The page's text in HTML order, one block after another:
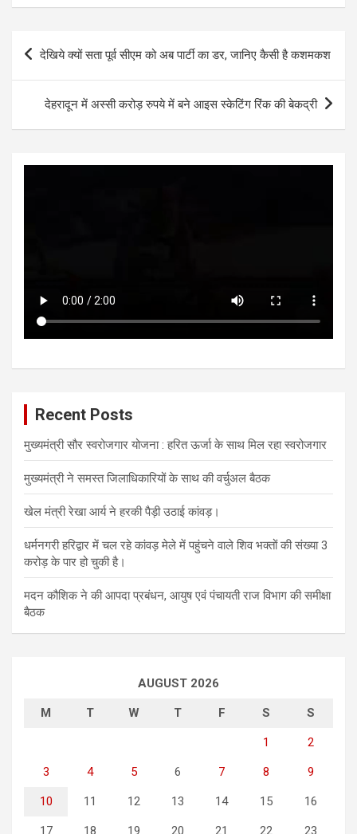
at
s
A
p
p
ce
o
o
k
tt
er
se
n
g
er
ke
dI
n
ar
Post
देखिये क्यों सता पूर्व सीएम को अब पार्टी का डर, जानिए कैसी है कशमकश
देहरादून में अस्सी करोड़ रुपये में बने आइस स्केटिंग रिंक की बेकद्री
Recent Posts
मुख्यमंत्री सौर स्वरोजगार योजना : हरित ऊर्जा के साथ मिल रहा स्वरोजगार
मुख्यमंत्री ने समस्त जिलाधिकारियों के साथ की वर्चुअल बैठक
खेल मंत्री रेखा आर्य ने हरकी पैड़ी उठाई कांवड़।
धर्मनगरी हरिद्वार में चल रहे कांवड़ मेले में पहुंचने वाले शिव भक्तों की संख्या 3
करोड़ के पार हो चुकी है।
मदन कौशिक ने की आपदा प्रबंधन, आयुष एवं पंचायती राज विभाग की समीक्षा
बैठक
AUGUST 2026
M T W T F S S
1 2
3 4 5 6 7 8 9
10 11 12 13 14 15 16
17 18 19 20 21 22 23